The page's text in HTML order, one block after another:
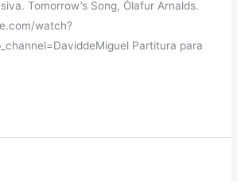
Tomorrow’s Song, Ólafur Arnalds.
watch?
Partitura para